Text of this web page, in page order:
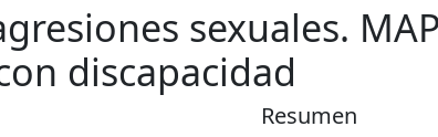
sexuales.
discapacidad
Resumen